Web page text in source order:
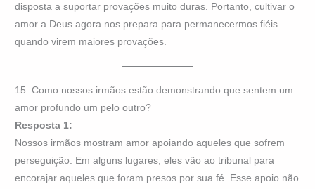
disposta a suportar provações muito duras. Portanto, cultivar o
amor a Deus agora nos prepara para permanecermos fiéis
quando virem maiores provações.
15. Como nossos irmãos estão demonstrando que sentem um
amor profundo um pelo outro?
Resposta 1:
Nossos irmãos mostram amor apoiando aqueles que sofrem
perseguição. Em alguns lugares, eles vão ao tribunal para
encorajar aqueles que foram presos por sua fé. Esse apoio não